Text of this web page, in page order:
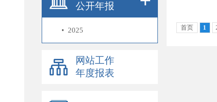
公开年报
• 2025
网站工作
年度报表